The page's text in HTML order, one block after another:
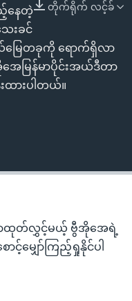
တိုက်ရိုက် လင့်ခ်
နေတဲ့
ေးခင်
ြေတခုကို ရောက်ရှိလာ
ေမြန်မာပိုင်းအယ်ဒီတာ
ားပါတယ်။
မှာထုတ်လွှင့်မယ့် ဗွီအိုအေရဲ့
မျှော်ကြည့်ရှုနိုင်ပါ